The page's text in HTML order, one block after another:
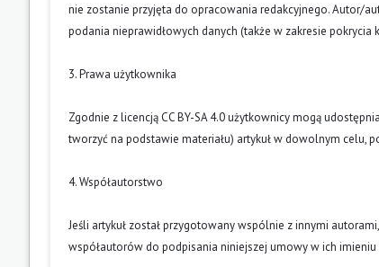
nie zostanie przyjęta do opracowania redakcyjnego. Autor/
podania nieprawidłowych danych (także w zakresie
3. Prawa użytkownika
Zgodnie z licencją CC BY-SA 4.0 użytkownicy mogą
tworzyć na podstawie materiału) artykuł w dowolnym celu,
4. Współautorstwo
Jeśli artykuł został przygotowany wspólnie z innymi
współautorów do podpisania niniejszej umowy w ich